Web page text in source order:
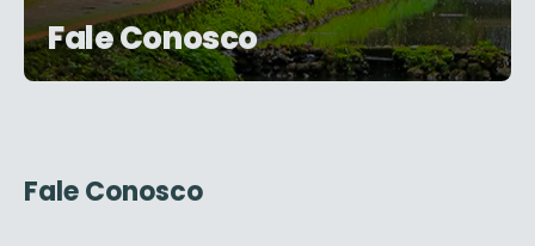
Fale Conosco
Fale Conosco